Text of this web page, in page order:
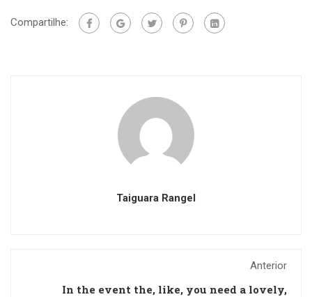
Compartilhe:
Taiguara Rangel
Anterior
In the event the, like, you need a lovely,